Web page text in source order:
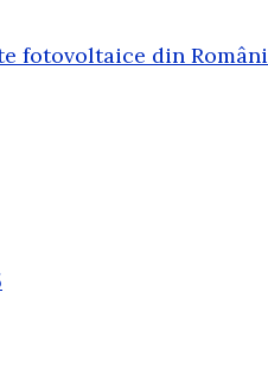
fotovoltaice din